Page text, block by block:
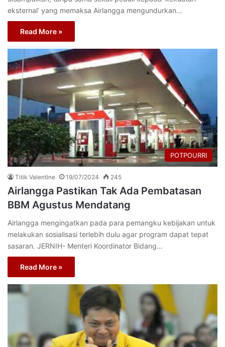
eksternal’ yang memaksa Airlangga mengundurkan…
Read More »
POTPOURRI
Titik Valentine 19/07/2024 245
Airlangga Pastikan Tak Ada Pembatasan
BBM Agustus Mendatang
Airlangga mengingatkan pada para pemangku kebijakan untuk
melakukan sosialisasi terlebih dulu agar program dapat tepat
sasaran. JERNIH- Menteri Koordinator Bidang…
Read More »